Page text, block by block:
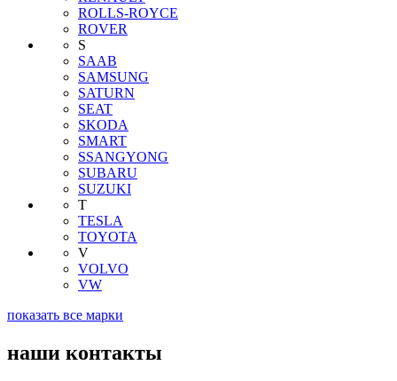
ROLLS-ROYCE
ROVER
S
SAAB
SAMSUNG
SATURN
SEAT
SKODA
SMART
SSANGYONG
SUBARU
SUZUKI
T
TESLA
TOYOTA
V
VOLVO
VW
показать все марки
наши контакты